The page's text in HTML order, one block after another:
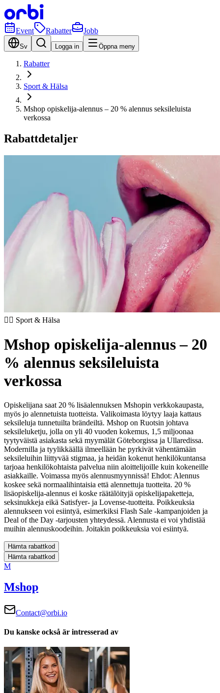
Event Rabatter Jobb
Sv Logga in Öppna meny
Rabatter
Sport & Hälsa
Mshop opiskelija-alennus – 20 % alennus seksileluista
verkossa
Rabattdetaljer
🏃‍♂️ Sport & Hälsa
Mshop opiskelija-alennus – 20
% alennus seksileluista
verkossa
Opiskelijana saat 20 % lisäalennuksen Mshopin verkkokaupasta,
myös jo alennetuista tuotteista. Valikoimasta löytyy laaja kattaus
seksileluja tunnetuilta brändeiltä. Mshop on Ruotsin johtava
seksileluketju, jolla on yli 40 vuoden kokemus, 1,5 miljoonaa
tyytyväistä asiakasta sekä myymälät Göteborgissa ja Ullaredissa.
Modernilla ja tyylikkäällä ilmeellään he pyrkivät vähentämään
seksileluihin liittyvää stigmaa, ja heidän kokenut henkilökuntansa
tarjoaa henkilökohtaista palvelua niin aloittelijoille kuin kokeneille
asiakkaille. Voimassa myös alennusmyynnissä! Ehdot: Alennus
koskee sekä normaalihintaisia että alennettuja tuotteita. 20 %
lisäopiskelija-alennus ei koske räätälöityjä opiskelijapaketteja,
seksinukkeja eikä Satisfyer- ja Lovense-tuotteita. Poikkeuksia
alennukseen voi esiintyä, esimerkiksi Flash Sale -kampanjoiden ja
Deal of the Day -tarjousten yhteydessä. Alennusta ei voi yhdistää
muihin alennuskoodeihin. Joitakin poikkeuksia voi esiintyä.
Hämta rabattkod
Hämta rabattkod
M
Mshop
Contact@orbi.io
Du kanske också är intresserad av